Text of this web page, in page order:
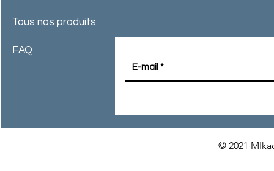
Tous nos produits
FAQ
© 2021